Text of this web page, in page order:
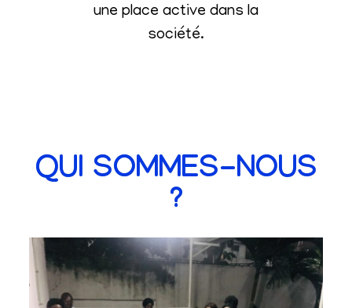
une place active dans la
société.
QUI SOMMES-NOUS
?